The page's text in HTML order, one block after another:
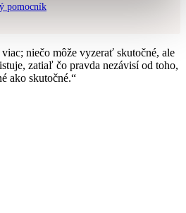
pomocník
niečo môže vyzerať skutočné, ale
zatiaľ čo pravda nezávisí od toho,
ako skutočné.